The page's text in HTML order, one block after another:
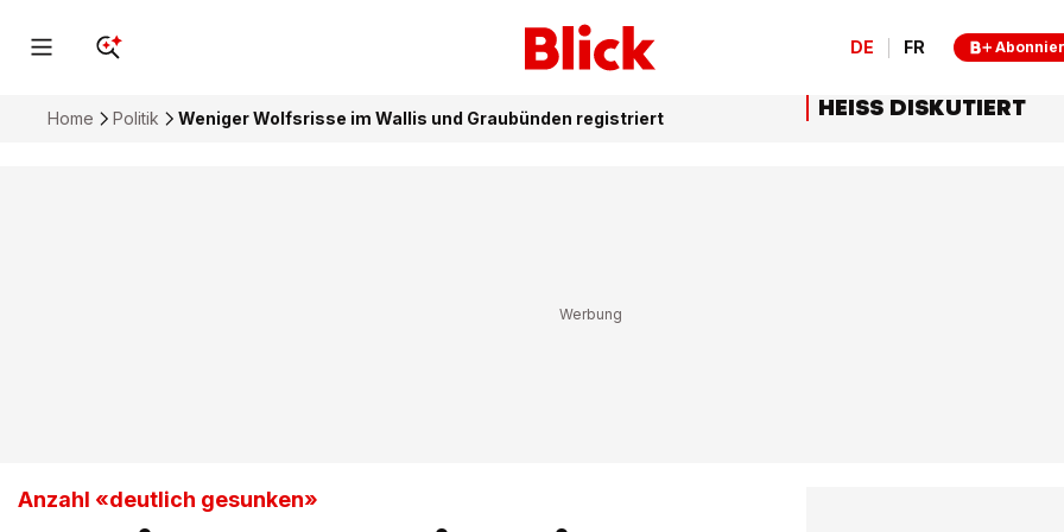
DE FR
Home Politik Weniger Wolfsrisse im Wallis und Graubünden registriert
Anzahl «deutlich gesunken»
HEISS DISKUTIERT